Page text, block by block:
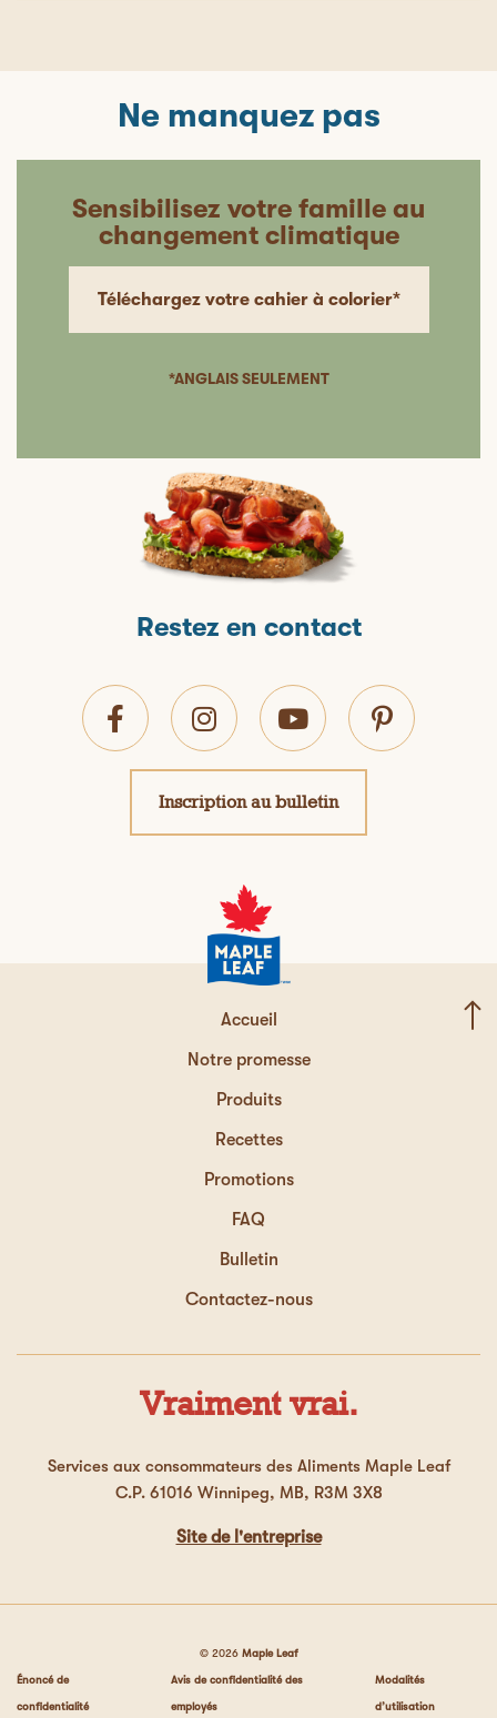
Ne manquez pas
Sensibilisez votre famille au
changement climatique
Téléchargez votre cahier à colorier*
*ANGLAIS SEULEMENT
Restez en contact
Inscription au bulletin
Accueil
Notre promesse
Produits
Recettes
Promotions
FAQ
Bulletin
Contactez-nous
Services aux consommateurs des Aliments Maple Leaf
C.P. 61016 Winnipeg, MB, R3M 3X8
Vraiment vrai.
Site de l'entreprise
© 2026 Maple Leaf
Énoncé de
confidentialité
Avis de confidentialité des
employés
Modalités
d’utilisation